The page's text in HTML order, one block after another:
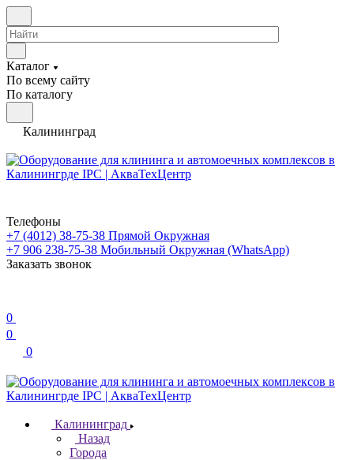
Каталог
По всему сайту
По каталогу
Калининград
Телефоны
+7 (4012) 38-75-38 Прямой Окружная
+7 906 238-75-38 Мобильный Окружная (WhatsApp)
Заказать звонок
0
0
0
Калининград
Назад
Города